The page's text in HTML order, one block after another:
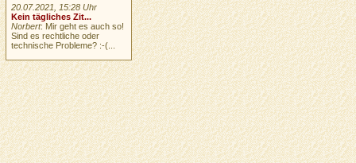
20.07.2021, 15:28 Uhr
Kein tägliches Zit...
Norbert: Mir geht es auch so!
Sind es rechtliche oder
technische Probleme? :-(...